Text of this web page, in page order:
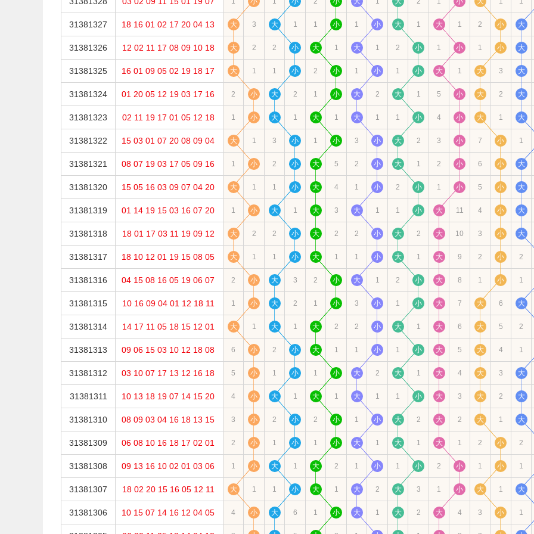
31381327 18 16 01 02 17 20 04 13 大 3 大 1 1 小 1 小 大 1 大 1 2 小 大
31381326 12 02 11 17 08 09 10 18 大 2 2 小 大 1 大 1 2 小 1 小 1 小 大
31381325 16 01 09 05 02 19 18 17 大 1 1 小 2 小 1 小 1 小 大 1 大 3 大
31381324 01 20 05 12 19 03 17 16 2 小 大 2 1 小 大 2 大 1 5 小 大 2 大
31381323 02 11 19 17 01 05 12 18 1 小 大 1 大 1 大 1 1 小 4 小 大 1 大
31381322 15 03 01 07 20 08 09 04 大 1 3 小 1 小 3 小 大 2 3 小 7 小 1
31381321 08 07 19 03 17 05 09 16 1 小 2 小 大 5 2 小 大 1 2 小 6 小 大
31381320 15 05 16 03 09 07 04 20 大 1 1 小 大 4 1 小 2 小 1 小 5 小 大
31381319 01 14 19 15 03 16 07 20 1 小 大 1 大 3 大 1 1 小 大 11 4 小 大
31381318 18 01 17 03 11 19 09 12 大 2 2 小 大 2 2 小 大 2 大 10 3 小 大
31381317 18 10 12 01 19 15 08 05 大 1 1 小 大 1 1 小 大 1 大 9 2 小 2
31381316 04 15 08 16 05 19 06 07 2 小 大 3 2 小 大 1 2 小 大 8 1 小 1
31381315 10 16 09 04 01 12 18 11 1 小 大 2 1 小 3 小 1 小 大 7 大 6 大
31381314 14 17 11 05 18 15 12 01 大 1 大 1 大 2 2 小 大 1 大 6 大 5 2
31381313 09 06 15 03 10 12 18 08 6 小 2 小 大 1 1 小 1 小 大 5 大 4 1
31381312 03 10 07 17 13 12 16 18 5 小 1 小 1 小 大 2 大 1 大 4 大 3 大
31381311 10 13 18 19 07 14 15 20 4 小 大 1 大 1 大 1 1 小 大 3 大 2 大
31381310 08 09 03 04 16 18 13 15 3 小 2 小 2 小 1 小 大 2 大 2 大 1 大
31381309 06 08 10 16 18 17 02 01 2 小 1 小 1 小 大 1 大 1 大 1 2 小 2
31381308 09 13 16 10 02 01 03 06 1 小 大 1 大 2 1 小 1 小 2 小 1 小 1
31381307 18 02 20 15 16 05 12 11 大 1 1 小 大 1 大 2 大 3 1 小 大 1 大
31381306 10 15 07 14 16 12 04 05 4 小 大 6 1 小 大 1 大 2 大 4 3 小 1